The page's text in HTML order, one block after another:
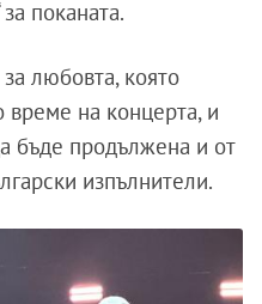
поканата.
любовта, която
време на концерта, и
бъде продължена и от
изпълнители.